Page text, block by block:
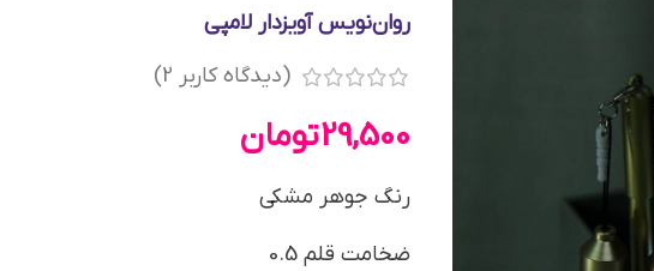
روان‌نویس آویزدار لامپی
(دیدگاه کاربر 2
)
29,500تومان
رنگ‌ جوهر مشکی
ضخامت قلم 0.5